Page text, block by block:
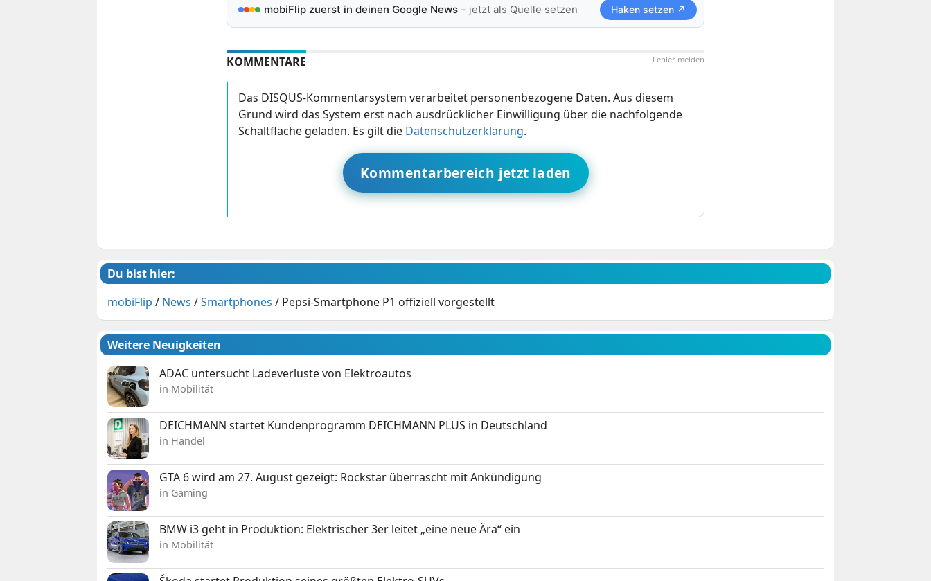
mobiFlip zuerst in deinen Google News– jetzt als Quelle setzen Haken setzen ↗
Fehler melden
KOMMENTARE
Das DISQUS-Kommentarsystem verarbeitet personenbezogene Daten. Aus diesem
Grund wird das System erst nach ausdrücklicher Einwilligung über die nachfolgende
Schaltfläche geladen. Es gilt die Datenschutzerklärung.
Kommentarbereich jetzt laden
Du bist hier:
mobiFlip / News /Smartphones / Pepsi-Smartphone P1 offiziell vorgestellt
Weitere Neuigkeiten
ADAC untersucht Ladeverluste von Elektroautos
in Mobilität
DEICHMANN startet Kundenprogramm DEICHMANN PLUS in Deutschland
in Handel
GTA 6 wird am 27. August gezeigt: Rockstar überrascht mit Ankündigung
in Gaming
BMW i3 geht in Produktion: Elektrischer 3er leitet „eine neue Ära“ ein
in Mobilität